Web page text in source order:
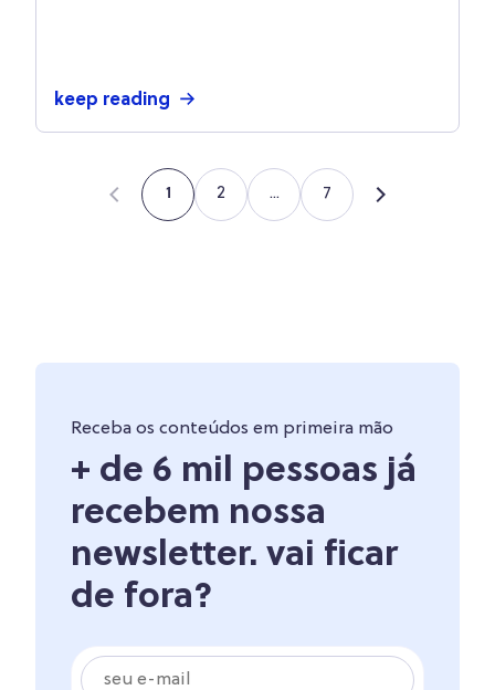
keep reading
1 2 ... 7
Receba os conteúdos em primeira mão
+ de 6 mil pessoas já
recebem nossa
newsletter. vai ficar
de fora?